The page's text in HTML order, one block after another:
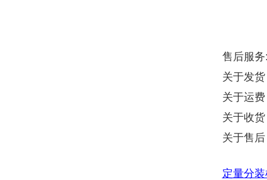
售后服务
关于发
关于运
关于收
关于售
定量分